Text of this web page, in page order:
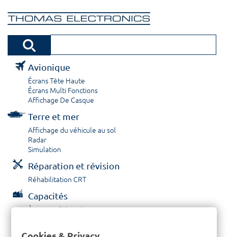
Avionique
Écrans Tête Haute
Écrans Multi Fonctions
Affichage De Casque
Terre et mer
Affichage du véhicule au sol
Radar
Simulation
Réparation et révision
Réhabilitation CRT
Capacités
À propos / Historique